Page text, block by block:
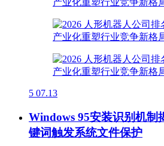
5 07.13
Windows 95安装识别机制
键词触发系统文件保护